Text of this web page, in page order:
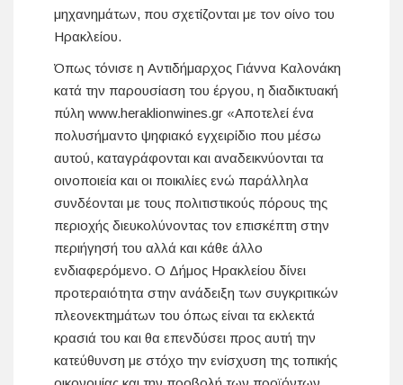
μηχανημάτων, που σχετίζονται με τον οίνο του
Ηρακλείου.
Όπως τόνισε η Αντιδήμαρχος Γιάννα Καλονάκη
κατά την παρουσίαση του έργου, η διαδικτυακή
πύλη www.heraklionwines.gr «Αποτελεί ένα
πολυσήμαντο ψηφιακό εγχειρίδιο που μέσω
αυτού, καταγράφονται και αναδεικνύονται τα
οινοποιεία και οι ποικιλίες ενώ παράλληλα
συνδέονται με τους πολιτιστικούς πόρους της
περιοχής διευκολύνοντας τον επισκέπτη στην
περιήγησή του αλλά και κάθε άλλο
ενδιαφερόμενο. Ο Δήμος Ηρακλείου δίνει
προτεραιότητα στην ανάδειξη των συγκριτικών
πλεονεκτημάτων του όπως είναι τα εκλεκτά
κρασιά του και θα επενδύσει προς αυτή την
κατεύθυνση με στόχο την ενίσχυση της τοπικής